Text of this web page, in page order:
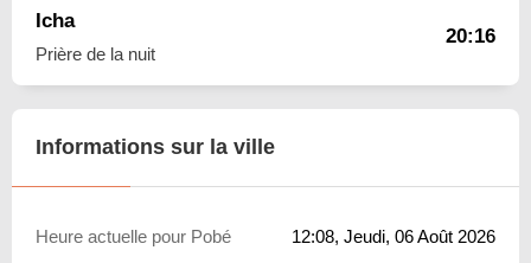
Icha
Prière de la nuit
20:16
Informations sur la ville
Heure actuelle pour Pobé 12:08, Jeudi, 06 Août 2026